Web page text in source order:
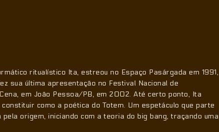
ritualístico Ita, estreou no Espaço Pasárgada em 1991,
sua última apresentação no Festival Nacional de
em João Pessoa/PB, em 2002. Até certo ponto, Ita
como a poética do Totem. Um espetáculo que parte
origem, iniciando com a teoria do big bang, traçando uma